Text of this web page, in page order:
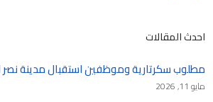
احدث المقالات
مطلوب سكرتارية وموظفين استقبال مدينة نصر لعام 2026
مايو 11, 2026